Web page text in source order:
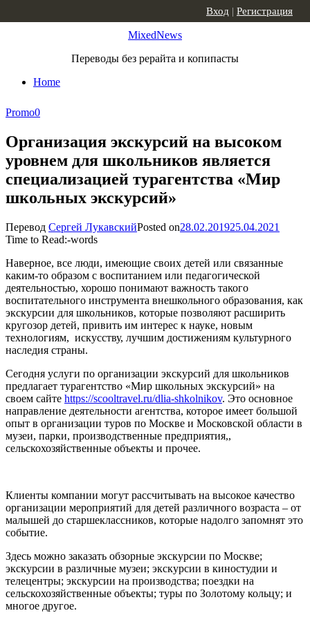
MixedNews
Переводы без рерайта и копипасты
Home
Вход | Регистрация
Promo0
Организация экскурсий на высоком
уровнем для школьников является
специализацией турагентства «Мир
школьных экскурсий»
Перевод Сергей ЛукавскийPosted on28.02.201925.04.2021
Time to Read:-words
Наверное, все люди, имеющие своих детей или связанные
каким-то образом с воспитанием или педагогической
деятельностью, хорошо понимают важность такого
воспитательного инструмента внешкольного образования, как
экскурсии для школьников, которые позволяют расширить
кругозор детей, привить им интерес к науке, новым
технологиям, искусству, лучшим достижениям культурного
наследия страны.
Сегодня услуги по организации экскурсий для школьников
предлагает турагентство «Мир школьных экскурсий» на
своем сайте https://scooltravel.ru/dlia-shkolnikov. Это основное
направление деятельности агентства, которое имеет большой
опыт в организации туров по Москве и Московской области в
музеи, парки, производственные предприятия,,
сельскохозяйственные объекты и прочее.
Клиенты компании могут рассчитывать на высокое качество
организации мероприятий для детей различного возраста – от
малышей до старшеклассников, которые надолго запомнят это
событие.
Здесь можно заказать обзорные экскурсии по Москве;
экскурсии в различные музеи; экскурсии в киностудии и
телецентры; экскурсии на производства; поездки на
сельскохозяйственные объекты; туры по Золотому кольцу; и
многое другое.